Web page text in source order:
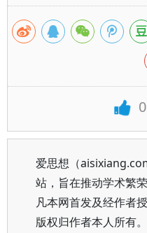
0
爱思想（
站，旨在推动学术繁
凡本网首发及经作者
版权归作者本人所有